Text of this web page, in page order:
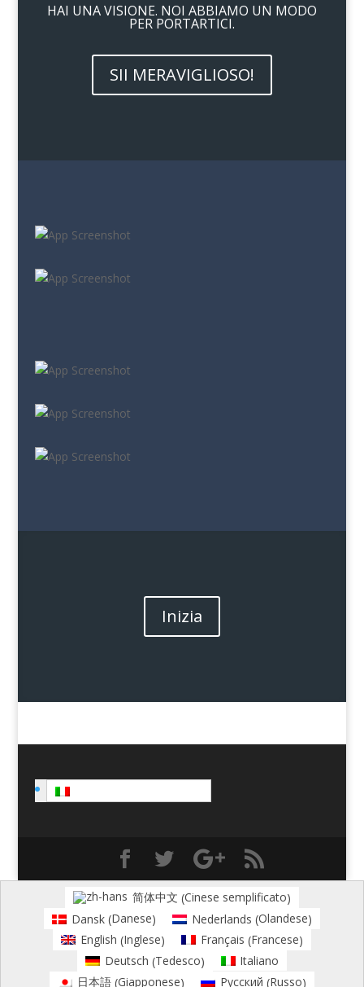
HAI UNA VISIONE. NOI ABBIAMO UN MODO
PER PORTARTICI.
SII MERAVIGLIOSO!
Inizia
简体中文 (Cinese semplificato)
Dansk (Danese) Nederlands (Olandese)
English (Inglese) Français (Francese)
Deutsch (Tedesco)
Italiano
日本語 (Giapponese) Русский (Russo)